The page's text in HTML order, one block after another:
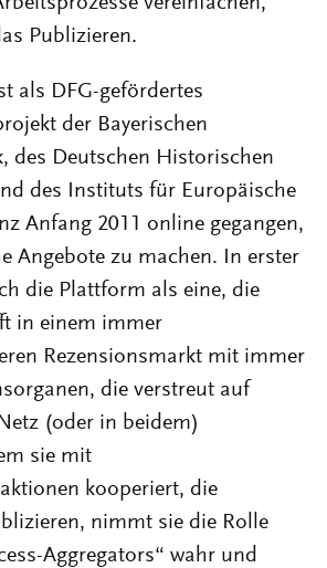
Publizieren.
als DFG-gefördertes
der Bayerischen
des Deutschen Historischen
des Instituts für Europäische
Anfang 2011 online gegangen,
Angebote zu machen. In erster
die Plattform als eine, die
in einem immer
Rezensionsmarkt mit immer
die verstreut auf
(oder in beidem)
sie mit
kooperiert, die
nimmt sie die Rolle
Aggregators“ wahr und